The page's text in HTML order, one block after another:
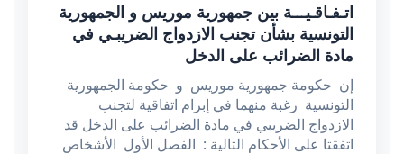
اتـفـاقـيـــة بين جمهورية موريس و الجمهورية
التونسية بشأن تجنب الازدواج الضريبـي في
مادة الضرائب على الدخل
إن حكومة جمهورية موريس و حكومة الجمهورية
التونسية رغبة منهما في إبرام اتفاقية لتجنب
الازدواج الضريبي في مادة الضرائب على الدخل قد
اتفقتا على الأحكام التالية : الفصل الأول الأشخاص